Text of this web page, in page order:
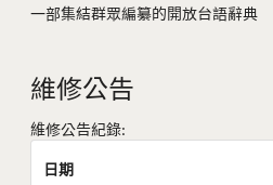
一部集結群眾編纂的開放台語辭典
維修公告
維修公告紀錄:
日期